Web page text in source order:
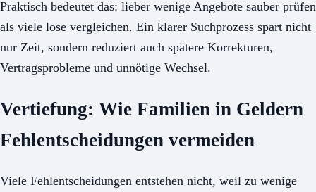
Praktisch bedeutet das: lieber wenige Angebote sauber prüfen
als viele lose vergleichen. Ein klarer Suchprozess spart nicht
nur Zeit, sondern reduziert auch spätere Korrekturen,
Vertragsprobleme und unnötige Wechsel.
Vertiefung: Wie Familien in Geldern
Fehlentscheidungen vermeiden
Viele Fehlentscheidungen entstehen nicht, weil zu wenige